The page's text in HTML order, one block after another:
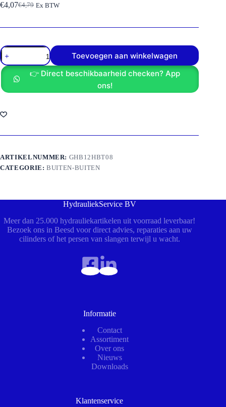
€4,79
Oorspronkelijke
was:
€4,07Huidige
is:
Ex BTW
Verbinder
BSP
3/4-
BSPT
aantal
Toevoegen aan winkelwagen
👉 Direct beschikbaarheid checken? App
ons!
ARTIKELNUMMER: GHB12HBT08
CATEGORIE:BUITEN-BUITEN
HydrauliekService BV
Meer dan 25.000 hydrauliekartikelen uit voorraad leverbaar!
Bezoek ons in Beesd voor direct advies, reparaties aan uw
cilinders of het persen van slangen terwijl u wacht.
Informatie
Contact
Assortiment
Over ons
Nieuws
Downloads
Klantenservice